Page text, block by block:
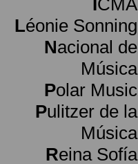
ICMA
Léonie Sonning
Nacional de
Música
Polar Music
Pulitzer de la
Música
Reina Sofía